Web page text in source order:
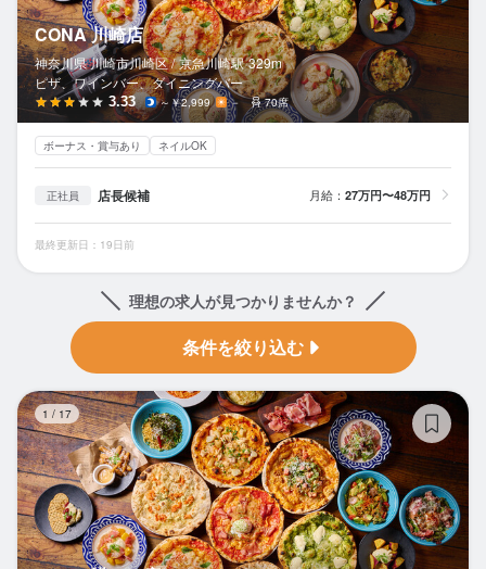
CONA 川崎店
神奈川県 川崎市川崎区 / 京急川崎駅 329m
ピザ、ワインバー、ダイニングバー
3.33 ～￥2,999 － 70席
ボーナス・賞与あり ネイルOK
正社員 店長候補 月給： 27万円〜48万円
最終更新日：19日前
理想の求人が見つかりませんか？
条件を絞り込む
1 / 17